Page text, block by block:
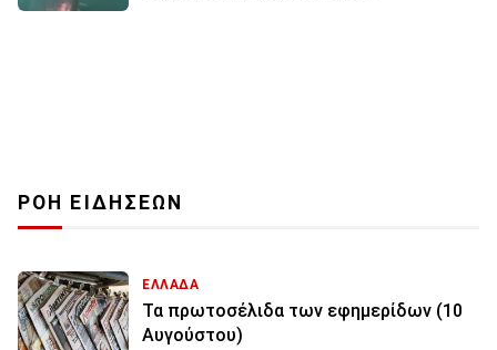
ΡΟΗ ΕΙΔΗΣΕΩΝ
ΕΛΛΑΔΑ
Τα πρωτοσέλιδα των εφημερίδων (10
Αυγούστου)